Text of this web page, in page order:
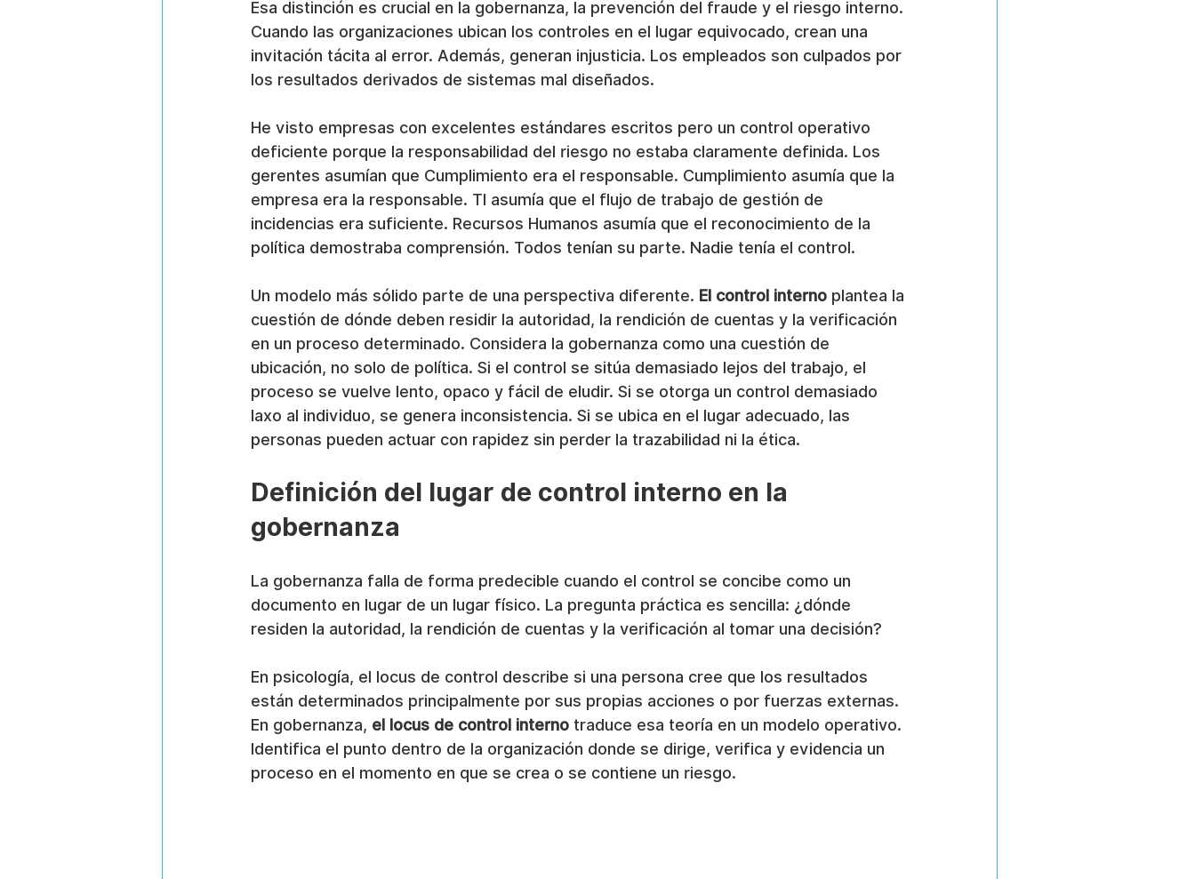
Esa distinción es crucial en la gobernanza, la prevención del fraude y el riesgo interno.
Cuando las organizaciones ubican los controles en el lugar equivocado, crean una
invitación tácita al error. Además, generan injusticia. Los empleados son culpados por
los resultados derivados de sistemas mal diseñados.
He visto empresas con excelentes estándares escritos pero un control operativo
deficiente porque la responsabilidad del riesgo no estaba claramente definida. Los
gerentes asumían que Cumplimiento era el responsable. Cumplimiento asumía que la
empresa era la responsable. TI asumía que el flujo de trabajo de gestión de
incidencias era suficiente. Recursos Humanos asumía que el reconocimiento de la
política demostraba comprensión. Todos tenían su parte. Nadie tenía el control.
Un modelo más sólido parte de una perspectiva diferente. El control interno plantea la
cuestión de dónde deben residir la autoridad, la rendición de cuentas y la verificación
en un proceso determinado. Considera la gobernanza como una cuestión de
ubicación, no solo de política. Si el control se sitúa demasiado lejos del trabajo, el
proceso se vuelve lento, opaco y fácil de eludir. Si se otorga un control demasiado
laxo al individuo, se genera inconsistencia. Si se ubica en el lugar adecuado, las
personas pueden actuar con rapidez sin perder la trazabilidad ni la ética.
Definición del lugar de control interno en la
gobernanza
La gobernanza falla de forma predecible cuando el control se concibe como un
documento en lugar de un lugar físico. La pregunta práctica es sencilla: ¿dónde
residen la autoridad, la rendición de cuentas y la verificación al tomar una decisión?
En psicología, el locus de control describe si una persona cree que los resultados
están determinados principalmente por sus propias acciones o por fuerzas externas.
En gobernanza, el locus de control interno traduce esa teoría en un modelo operativo.
Identifica el punto dentro de la organización donde se dirige, verifica y evidencia un
proceso en el momento en que se crea o se contiene un riesgo.